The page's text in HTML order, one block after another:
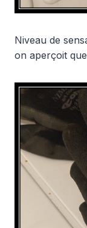
Niveau de
on aperçoit